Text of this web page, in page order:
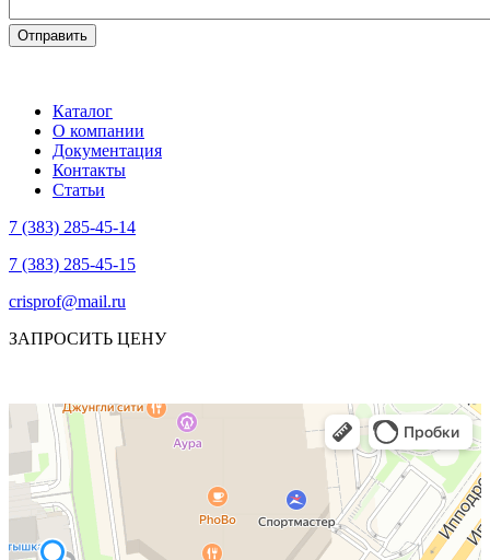
Каталог
О компании
Документация
Контакты
Статьи
7 (383) 285-45-14
7 (383) 285-45-15
crisprof@mail.ru
ЗАПРОСИТЬ ЦЕНУ